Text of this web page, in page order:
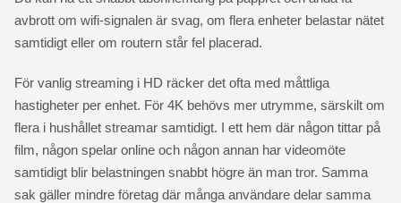
avbrott om wifi-signalen är svag, om flera enheter belastar nätet
samtidigt eller om routern står fel placerad.
För vanlig streaming i HD räcker det ofta med måttliga
hastigheter per enhet. För 4K behövs mer utrymme, särskilt om
flera i hushållet streamar samtidigt. I ett hem där någon tittar på
film, någon spelar online och någon annan har videomöte
samtidigt blir belastningen snabbt högre än man tror. Samma
sak gäller mindre företag där många användare delar samma